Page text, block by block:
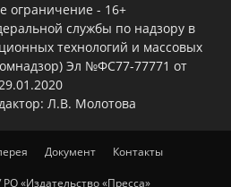
ограничение - 16+
службы по надзору в
технологий и массовых
Эл №ФС77-77771 от
Л.В. Молотова
Документ Контакты
«Издательство «Пресса»